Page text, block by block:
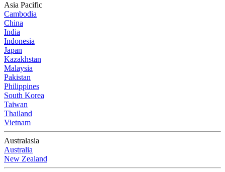
Asia Pacific
Cambodia
China
India
Indonesia
Japan
Kazakhstan
Malaysia
Pakistan
Philippines
South Korea
Taiwan
Thailand
Vietnam
Australasia
Australia
New Zealand